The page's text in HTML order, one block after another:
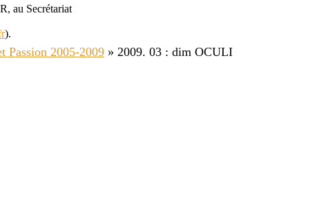
au Secrétariat
).
Passion 2005-2009 » 2009. 03 : dim OCULI